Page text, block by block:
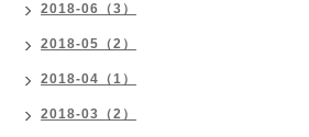
2018-06（3）
2018-05（2）
2018-04（1）
2018-03（2）